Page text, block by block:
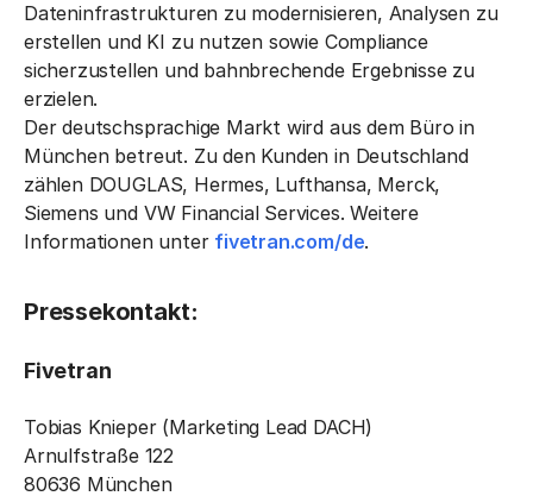
Dateninfrastrukturen zu modernisieren, Analysen zu
erstellen und KI zu nutzen sowie Compliance
sicherzustellen und bahnbrechende Ergebnisse zu
erzielen.
Der deutschsprachige Markt wird aus dem Büro in
München betreut. Zu den Kunden in Deutschland
zählen DOUGLAS, Hermes, Lufthansa, Merck,
Siemens und VW Financial Services. Weitere
Informationen unter fivetran.com/de.
Pressekontakt:
Fivetran
Tobias Knieper (Marketing Lead DACH)
Arnulfstraße 122
80636 München